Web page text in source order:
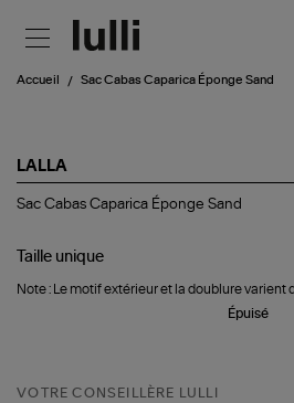
Accueil Sac Cabas Caparica Éponge Sand
LALLA
Sac
Éponge
Sac Cabas Caparica Éponge Sand
Taille unique
Note : Le motif extérieur et la doublure varient
Épuisé
VOTRE CONSEILLÈRE LULLI